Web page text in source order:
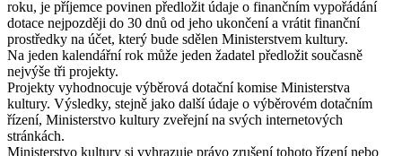
roku, je příjemce povinen předložit údaje o finančním vypořádání
dotace nejpozději do 30 dnů od jeho ukončení a vrátit finanční
prostředky na účet, který bude sdělen Ministerstvem kultury.
Na jeden kalendářní rok může jeden žadatel předložit současně
nejvýše tři projekty.
Projekty vyhodnocuje výběrová dotační komise Ministerstva
kultury. Výsledky, stejně jako další údaje o výběrovém dotačním
řízení, Ministerstvo kultury zveřejní na svých internetových
stránkách.
Ministerstvo kultury si vyhrazuje právo zrušení tohoto řízení nebo